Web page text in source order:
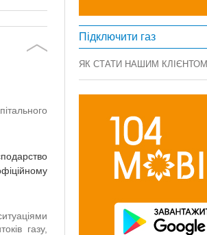
газу,
Підключити газ
ЯК СТАТИ НАШИМ КЛІЄНТОМ